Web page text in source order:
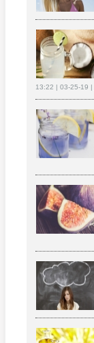
13:22 | 03-25-19 |